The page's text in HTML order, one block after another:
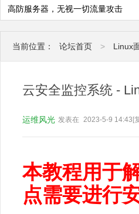
高防服务器，无视一切流量攻击
当前位置： 论坛首页 > Linux
云安全监控系统 -
运维风光 发表在 2023-5-9 14:43 [
本教程用于
点需要进行